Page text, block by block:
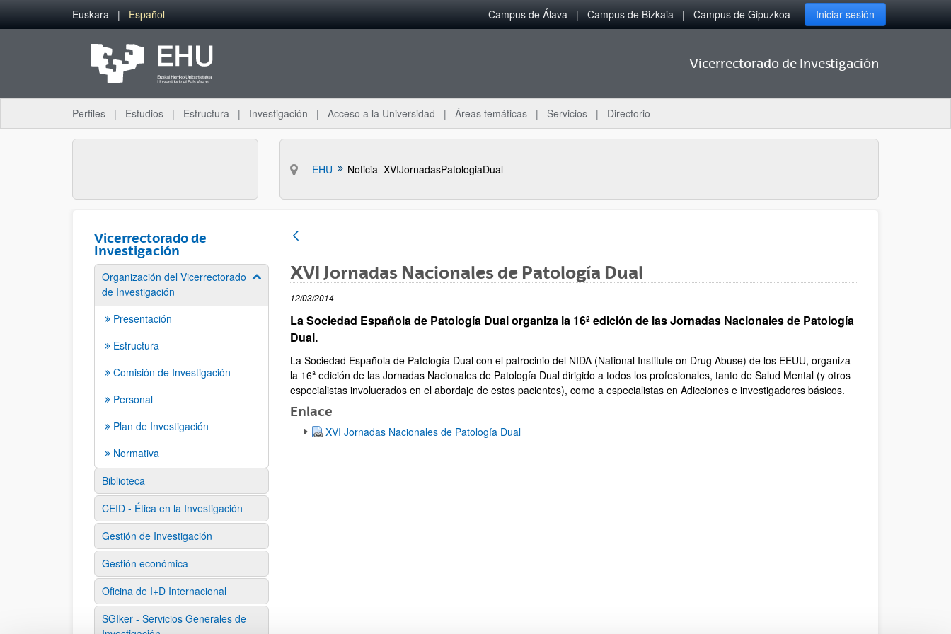
Saltar al contenido principal
Euskara Español Campus de Álava Campus de Bizkaia Campus de Gipuzkoa Iniciar sesión
Vicerrectorado de Investigación
Perfiles Estudios Estructura Investigación Acceso a la Universidad Áreas temáticas Servicios Directorio
EHU Noticia_XVIJornadasPatologiaDual
Vicerrectorado de
Investigación
Organización del Vicerrectorado
de Investigación
Mostrar/ocultar subpáginas
Presentación
Estructura
Comisión de Investigación
Personal
Plan de Investigación
Normativa
Biblioteca
CEID - Ética en la Investigación
Gestión de Investigación
Gestión económica
Oficina de I+D Internacional
SGIker - Servicios Generales de
XVI Jornadas Nacionales de Patología Dual
12/03/2014
La Sociedad Española de Patología Dual organiza la 16ª edición de las Jornadas Nacionales de Patología
Dual.
La Sociedad Española de Patología Dual con el patrocinio del NIDA (National Institute on Drug Abuse) de los EEUU, organiza
la 16ª edición de las Jornadas Nacionales de Patología Dual dirigido a todos los profesionales, tanto de Salud Mental (y otros
especialistas involucrados en el abordaje de estos pacientes), como a especialistas en Adicciones e investigadores básicos.
Enlace
XVI Jornadas Nacionales de Patología Dual